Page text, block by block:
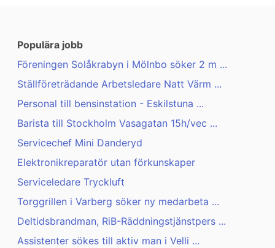
Populära jobb
Föreningen Solåkrabyn i Mölnbo söker 2 m ...
Ställföreträdande Arbetsledare Natt Värm ...
Personal till bensinstation - Eskilstuna ...
Barista till Stockholm Vasagatan 15h/vec ...
Servicechef Mini Danderyd
Elektronikreparatör utan förkunskaper
Serviceledare Tryckluft
Torggrillen i Varberg söker ny medarbeta ...
Deltidsbrandman, RiB-Räddningstjänstpers ...
Assistenter sökes till aktiv man i Velli ...